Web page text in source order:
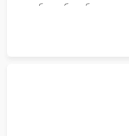
работы
параллакса и